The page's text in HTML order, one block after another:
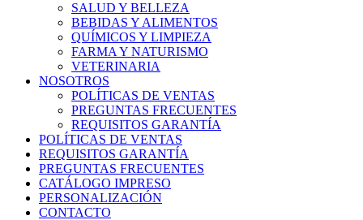
SALUD Y BELLEZA
BEBIDAS Y ALIMENTOS
QUÍMICOS Y LIMPIEZA
FARMA Y NATURISMO
VETERINARIA
NOSOTROS
POLÍTICAS DE VENTAS
PREGUNTAS FRECUENTES
REQUISITOS GARANTÍA
POLÍTICAS DE VENTAS
REQUISITOS GARANTÍA
PREGUNTAS FRECUENTES
CATÁLOGO IMPRESO
PERSONALIZACIÓN
CONTACTO